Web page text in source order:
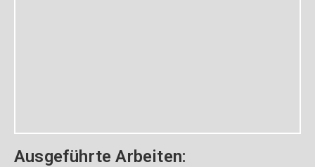
Ausgeführte Arbeiten: